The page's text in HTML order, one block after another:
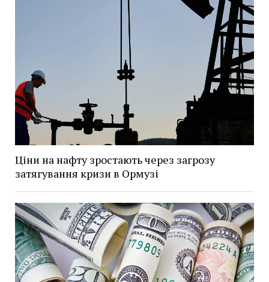
Ціни на нафту зростають через загрозу
затягування кризи в Ормузі